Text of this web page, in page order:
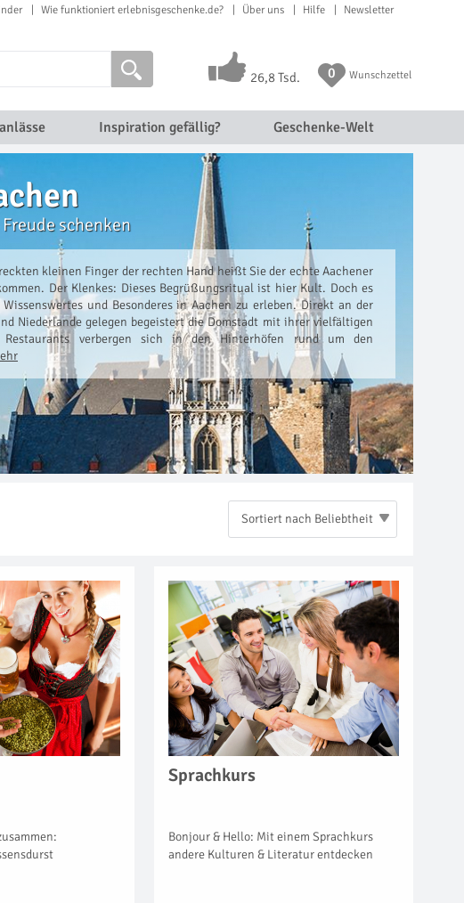
Wie funktioniert erlebnisgeschenke.de? Über uns Hilfe Newsletter
26,8 Tsd. 0 Wunschzettel
Inspiration gefällig? Geschenke-Welt
schenken
kleinen Finger der rechten Hand heißt Sie der echte Aachener
Der Klenkes: Dieses Begrüßungsritual ist hier Kult. Doch es
und Besonderes in Aachen zu erleben. Direkt an der
Niederlande gelegen begeistert die Domstadt mit ihrer vielfältigen
Restaurants verbergen sich in den Hinterhöfen rund um den
Sortiert nach Beliebtheit
Sprachkurs
Bonjour & Hello: Mit einem Sprachkurs
andere Kulturen & Literatur entdecken